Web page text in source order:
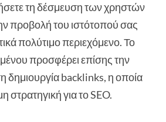
τη δέσμευση των χρηστών
προβολή του ιστότοπού σας
πολύτιμο περιεχόμενο. Το
προσφέρει επίσης την
δημιουργία backlinks, η οποία
στρατηγική για το SEO.